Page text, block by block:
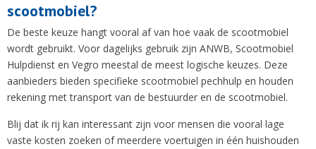
scootmobiel?
De beste keuze hangt vooral af van hoe vaak de scootmobiel
wordt gebruikt. Voor dagelijks gebruik zijn ANWB, Scootmobiel
Hulpdienst en Vegro meestal de meest logische keuzes. Deze
aanbieders bieden specifieke scootmobiel pechhulp en houden
rekening met transport van de bestuurder en de scootmobiel.
Blij dat ik rij kan interessant zijn voor mensen die vooral lage
vaste kosten zoeken of meerdere voertuigen in één huishouden